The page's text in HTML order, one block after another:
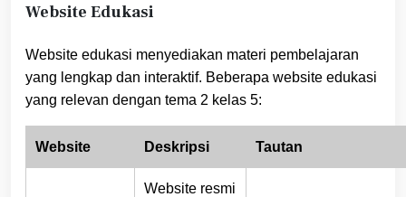
Website Edukasi
Website edukasi menyediakan materi pembelajaran
yang lengkap dan interaktif. Beberapa website edukasi
yang relevan dengan tema 2 kelas 5:
Website Deskripsi Tautan
Website resmi